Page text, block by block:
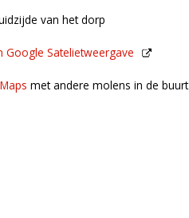
van het dorp
Google Satelietweergave
de buurtmet andere molens in de buurt